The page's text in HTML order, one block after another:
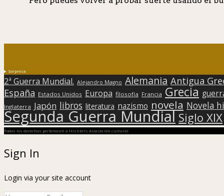
Sorpresa
2ª Guerra Mundial. Alejandro Magno Alemania Antigua
España Estados Unidos Europa filosofía Francia Grecia
Inglaterra Japón libros literatura nazismo novela Novela
Segunda Guerra Mundial Siglo XIX
Todos los derechos pertenecen a Hislibris Asociación cultural
Sign In
Login via your site account